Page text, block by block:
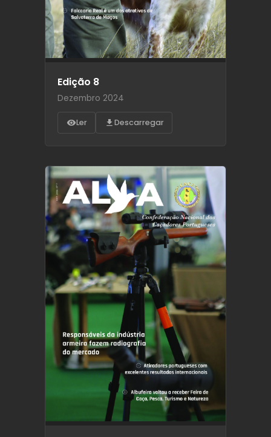
Edição 8
Dezembro 2024
Ler Descarregar